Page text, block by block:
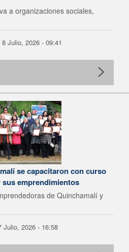
a organizaciones sociales,
Julio, 2026 - 09:41
se capacitaron con curso
emprendimientos
de Quinchamalí y
Julio, 2026 - 16:58